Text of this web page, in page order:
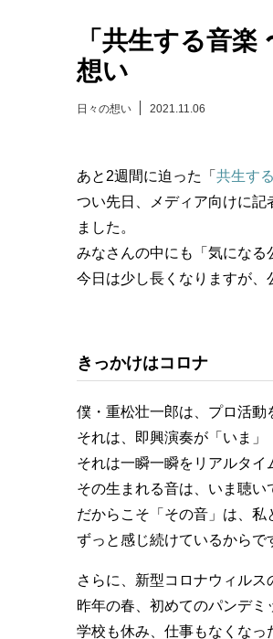
「共生する音
想い
日々の想い 2021.11.06
あと2週間に迫った「 共生す
つい先日、メディア向けに
ました。
みなさんの中にも「気になる
今日は少し長くなりますが、
きっかけはコロナ
僕・重松壮一郎は、プロ活動
それは、即興演奏が「いま」
それは一瞬一瞬をリアルタイ
その生まれる音は、いま聴い
だからこそ「その音」は、私
ずっと感じ続けているからで
さらに、新型コロナウィルス
昨年の春、初めてのパンデミ
学校も休み、仕事もなくなっ